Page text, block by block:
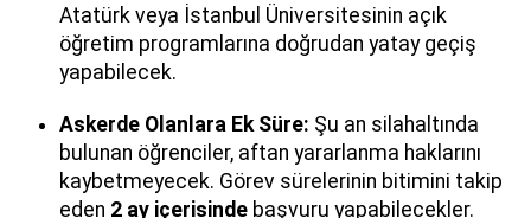
Atatürk veya İstanbul Üniversitesinin açık
öğretim programlarına doğrudan yatay geçiş
yapabilecek.
Askerde Olanlara Ek Süre: Şu an silahaltında
bulunan öğrenciler, aftan yararlanma haklarını
kaybetmeyecek. Görev sürelerinin bitimini takip
eden 2 ay içerisinde başvuru yapabilecekler.